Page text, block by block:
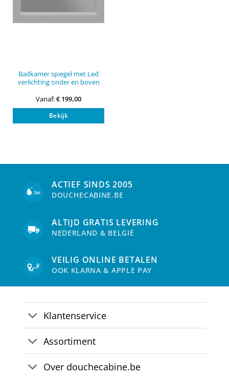
Badkamer spiegel met Led
verlichting onder en boven
Vanaf:€ 199,00
Bekijk
This
be
chosen
the
product
ACTIEF SINDS 2005
DOUCHECABINE.BE
ALTIJD GRATIS LEVERING
NEDERLAND & BELGIË
VEILIG ONLINE BETALEN
OOK KLARNA & APPLE PAY
Klantenservice
Assortiment
Over douchecabine.be